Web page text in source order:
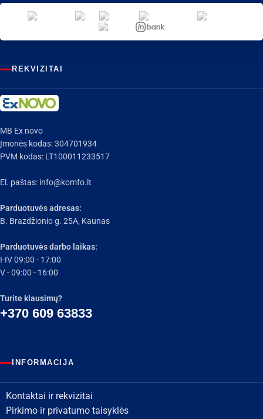
REKVIZITAI
MB Ex novo
Įmonės kodas: 304701934
PVM kodas: LT100011233517
El. paštas: info@komfo.lt
Parduotuvės adresas:
B. Brazdžionio g. 25A, Kaunas
Parduotuvės darbo laikas:
I-IV 09:00 - 17:00
V - 09:00 - 16:00
Turite klausimų?
+370 609 63833
INFORMACIJA
Kontaktai ir rekvizitai
Pirkimo ir privatumo taisyklės